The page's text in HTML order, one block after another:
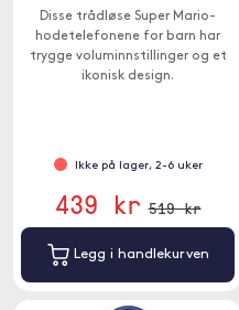
Disse trådløse Super Mario-
hodetelefonene for barn har
trygge voluminnstillinger og et
ikonisk design.
Ikke på lager, 2-6 uker
439 kr 519 kr
Legg i handlekurven